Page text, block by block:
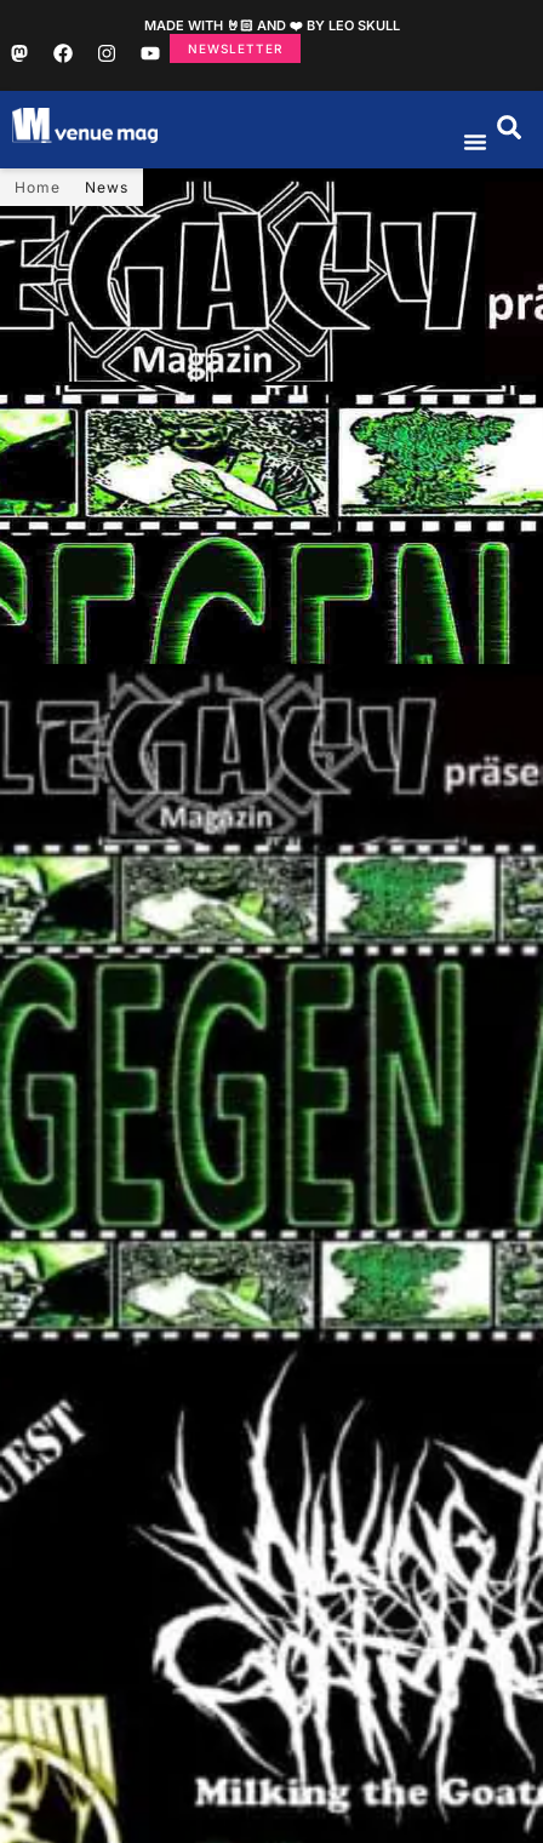
MADE WITH 🤘🏻 AND ❤️ BY LEO SKULL
NEWSLETTER
Home News